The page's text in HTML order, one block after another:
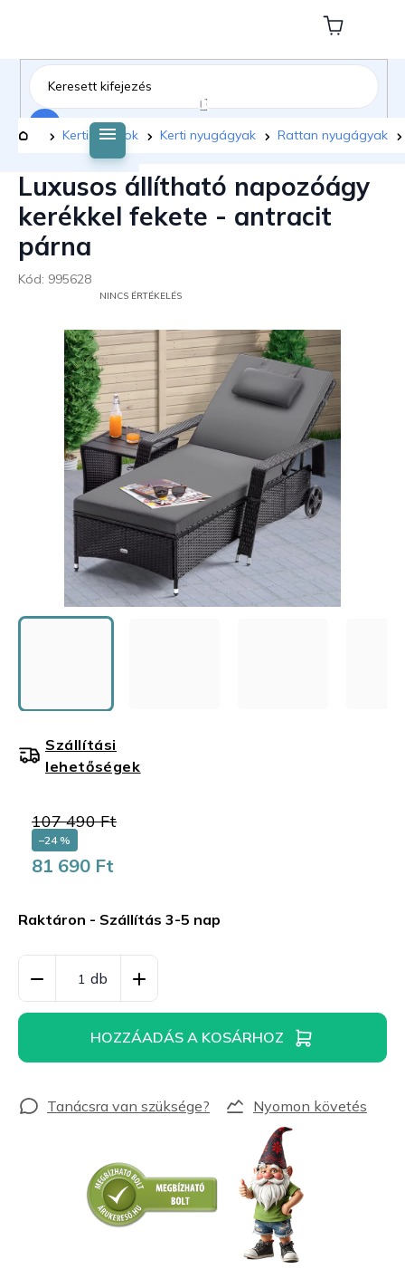
tartalomhoz
Kosár
Kezdőlap
Kerti bútorok Kerti nyugágyak Rattan nyugágyak
Luxusos állítható napozóágy
kerékkel fekete - antracit
párna
Kód: 995628
ÉRTÉKELÉSE
CSILLAG.
NINCS ÉRTÉKELÉS
107 490 Ft
–24 %
81 690 Ft
Raktáron - Szállítás 3-5 nap
Szállítási
lehetőségek
HOZZÁADÁS A KOSÁRHOZ
Nyomon követés